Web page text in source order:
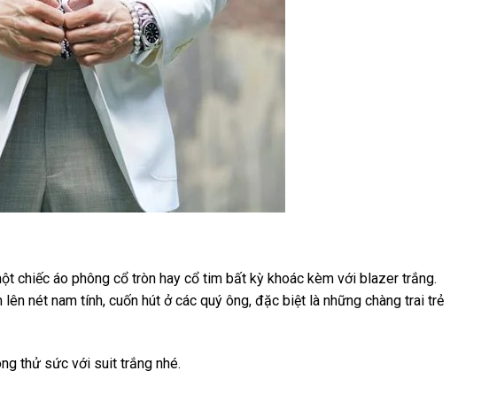
chiếc áo phông cổ tròn hay cổ tim bất kỳ khoác kèm với blazer trắng.
nét nam tính, cuốn hút ở các quý ông, đặc biệt là những chàng trai trẻ
thử sức với suit trắng nhé.